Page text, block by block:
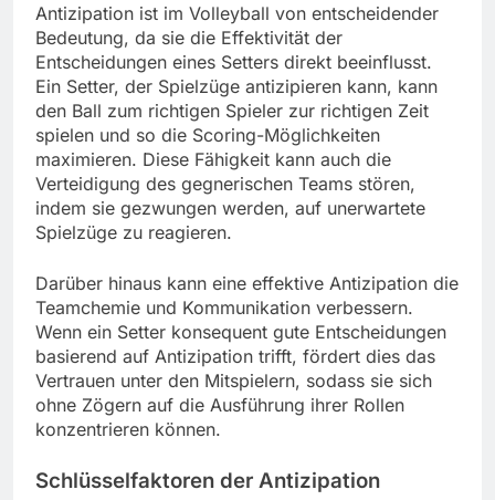
Antizipation ist im Volleyball von entscheidender
Bedeutung, da sie die Effektivität der
Entscheidungen eines Setters direkt beeinflusst.
Ein Setter, der Spielzüge antizipieren kann, kann
den Ball zum richtigen Spieler zur richtigen Zeit
spielen und so die Scoring-Möglichkeiten
maximieren. Diese Fähigkeit kann auch die
Verteidigung des gegnerischen Teams stören,
indem sie gezwungen werden, auf unerwartete
Spielzüge zu reagieren.
Darüber hinaus kann eine effektive Antizipation die
Teamchemie und Kommunikation verbessern.
Wenn ein Setter konsequent gute Entscheidungen
basierend auf Antizipation trifft, fördert dies das
Vertrauen unter den Mitspielern, sodass sie sich
ohne Zögern auf die Ausführung ihrer Rollen
konzentrieren können.
Schlüsselfaktoren der Antizipation